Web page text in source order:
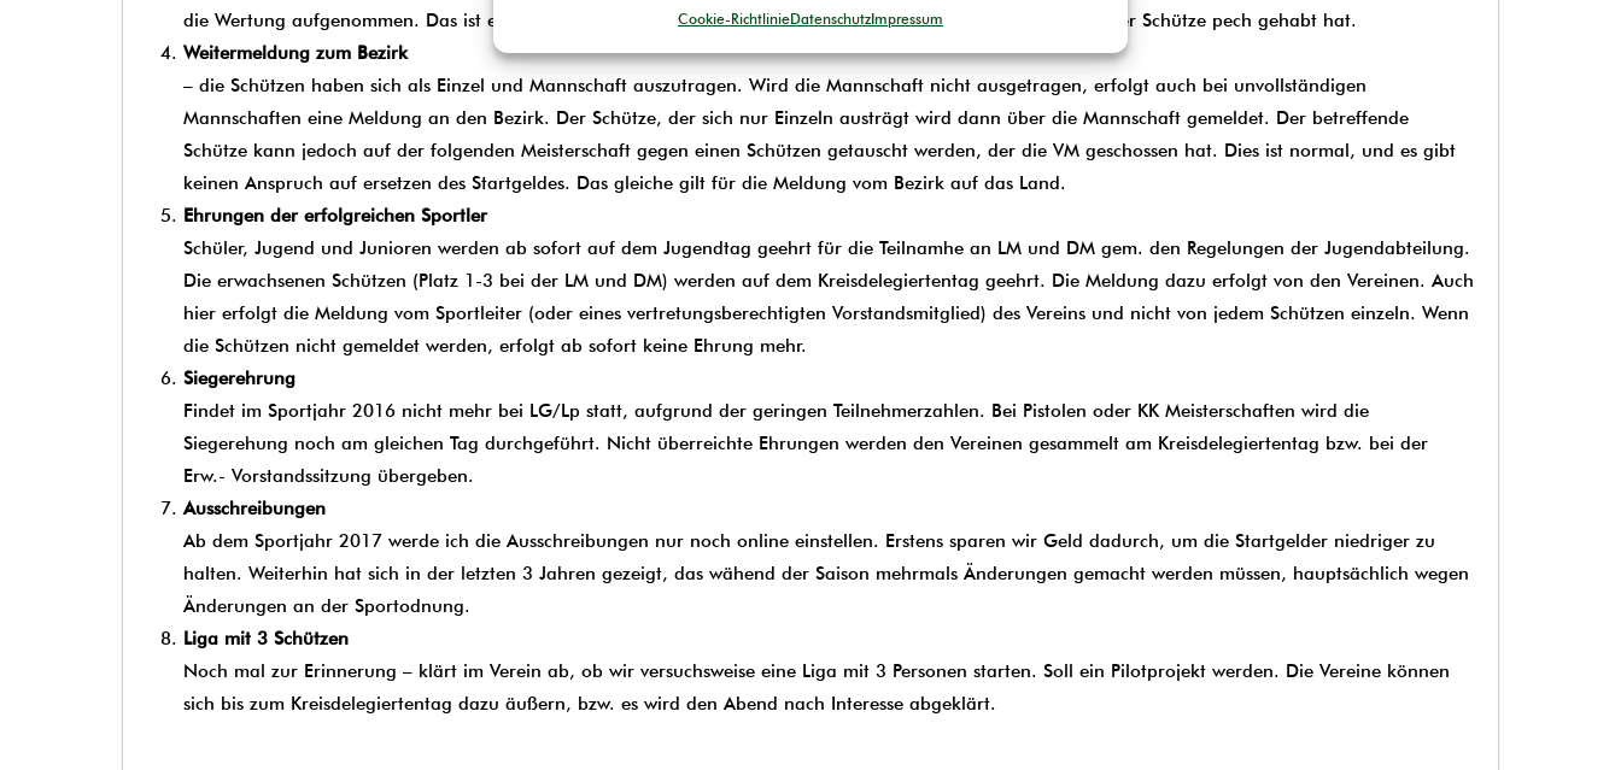
Cookie-RichtlinieDatenschutzImpressum
die Wertung aufgenommen. Das ist ein Entgegenkommen – rein von der Sache her, kann ich auch sagen das der Schütze pech gehabt hat.
Weitermeldung zum Bezirk
– die Schützen haben sich als Einzel und Mannschaft auszutragen. Wird die Mannschaft nicht ausgetragen, erfolgt auch bei unvollständigen
Mannschaften eine Meldung an den Bezirk. Der Schütze, der sich nur Einzeln austrägt wird dann über die Mannschaft gemeldet. Der betreffende
Schütze kann jedoch auf der folgenden Meisterschaft gegen einen Schützen getauscht werden, der die VM geschossen hat. Dies ist normal, und es gibt
keinen Anspruch auf ersetzen des Startgeldes. Das gleiche gilt für die Meldung vom Bezirk auf das Land.
Ehrungen der erfolgreichen Sportler
Schüler, Jugend und Junioren werden ab sofort auf dem Jugendtag geehrt für die Teilnamhe an LM und DM gem. den Regelungen der Jugendabteilung.
Die erwachsenen Schützen (Platz 1-3 bei der LM und DM) werden auf dem Kreisdelegiertentag geehrt. Die Meldung dazu erfolgt von den Vereinen. Auch
hier erfolgt die Meldung vom Sportleiter (oder eines vertretungsberechtigten Vorstandsmitglied) des Vereins und nicht von jedem Schützen einzeln. Wenn
die Schützen nicht gemeldet werden, erfolgt ab sofort keine Ehrung mehr.
Siegerehrung
Findet im Sportjahr 2016 nicht mehr bei LG/Lp statt, aufgrund der geringen Teilnehmerzahlen. Bei Pistolen oder KK Meisterschaften wird die
Siegerehung noch am gleichen Tag durchgeführt. Nicht überreichte Ehrungen werden den Vereinen gesammelt am Kreisdelegiertentag bzw. bei der
Erw.- Vorstandssitzung übergeben.
Ausschreibungen
Ab dem Sportjahr 2017 werde ich die Ausschreibungen nur noch online einstellen. Erstens sparen wir Geld dadurch, um die Startgelder niedriger zu
halten. Weiterhin hat sich in der letzten 3 Jahren gezeigt, das wähend der Saison mehrmals Änderungen gemacht werden müssen, hauptsächlich wegen
Änderungen an der Sportodnung.
Liga mit 3 Schützen
Noch mal zur Erinnerung – klärt im Verein ab, ob wir versuchsweise eine Liga mit 3 Personen starten. Soll ein Pilotprojekt werden. Die Vereine können
sich bis zum Kreisdelegiertentag dazu äußern, bzw. es wird den Abend nach Interesse abgeklärt.